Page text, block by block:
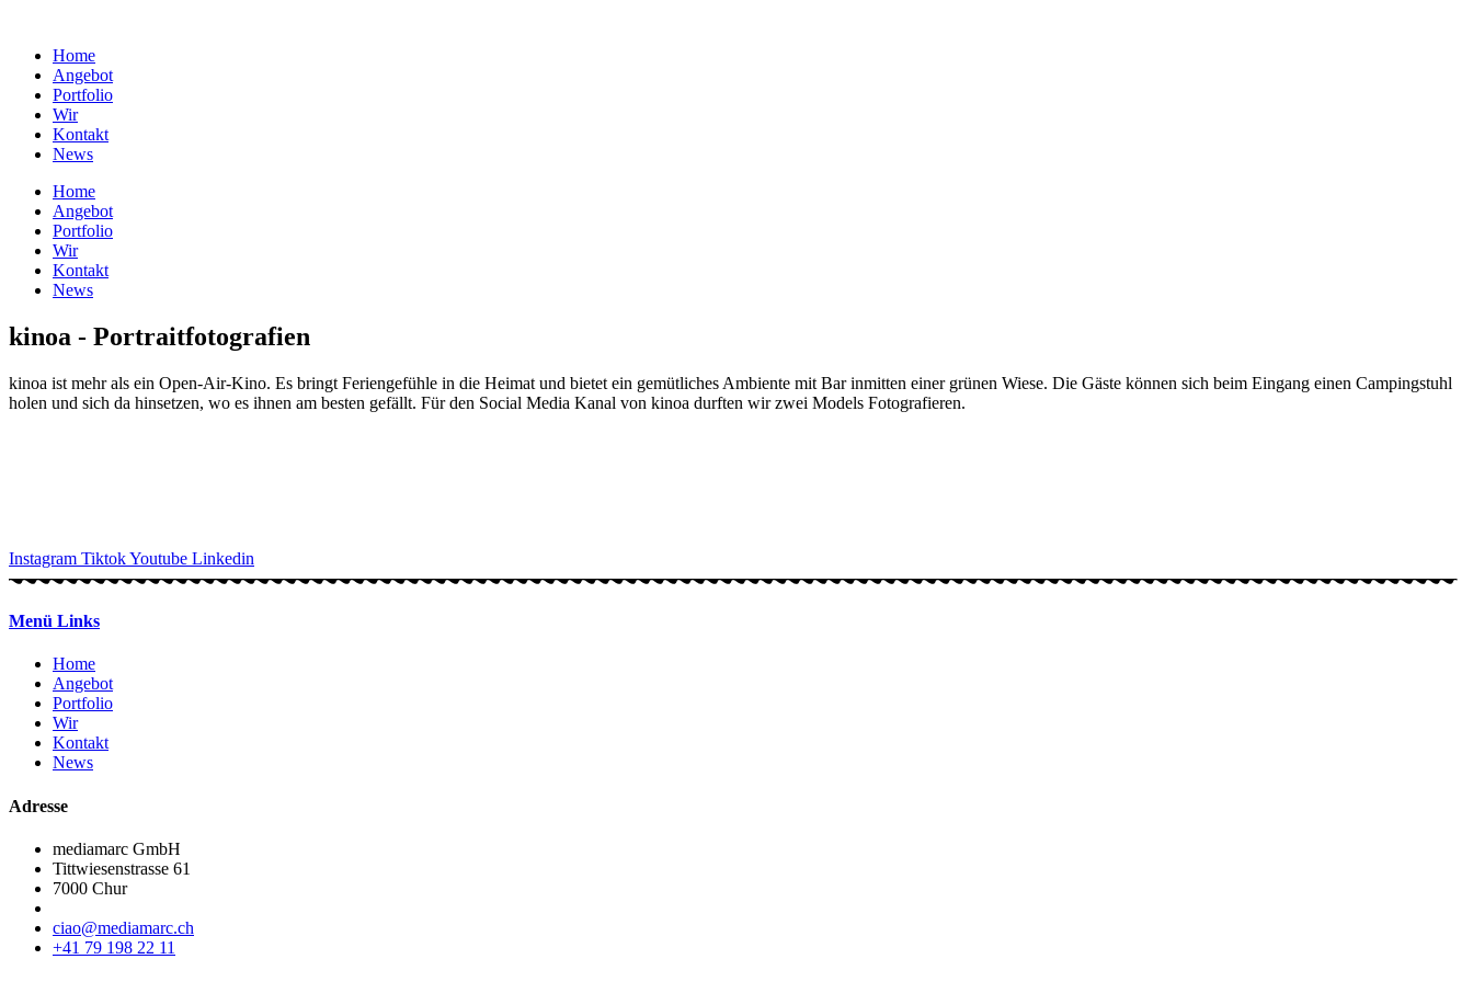
Home
Angebot
Portfolio
Wir
Kontakt
News
Home
Angebot
Portfolio
Wir
Kontakt
News
kinoa - Portraitfotografien
kinoa ist mehr als ein Open-Air-Kino. Es bringt Feriengefühle in die Heimat und bietet ein gemütliches Ambiente mit Bar inmitten einer grünen Wiese. Die Gäste können sich beim Eingang einen Campingstuhl
holen und sich da hinsetzen, wo es ihnen am besten gefällt. Für den Social Media Kanal von kinoa durften wir zwei Models Fotografieren.
Instagram TiktokYoutube Linkedin
Menü Links
Home
Angebot
Portfolio
Wir
Kontakt
News
Adresse
mediamarc GmbH
Tittwiesenstrasse 61
7000 Chur
ciao@mediamarc.ch
+41 79 198 22 11